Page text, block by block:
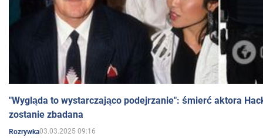
"Wygląda to wystarczająco podejrzanie": śmierć aktora
zostanie zbadana
Rozrywka03.03.2025 09:16